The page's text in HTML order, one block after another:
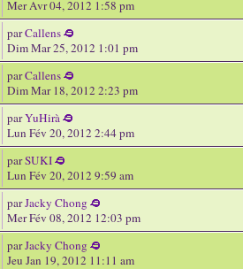
Mer Avr 04, 2012 1:58 pm
parCallens
Dim Mar 25, 2012 1:01 pm
parCallens
Dim Mar 18, 2012 2:23 pm
parYuHirà
Lun Fév 20, 2012 2:44 pm
parSUKI
Lun Fév 20, 2012 9:59 am
parJacky Chong
Mer Fév 08, 2012 12:03 pm
parJacky Chong
Jeu Jan 19, 2012 11:11 am